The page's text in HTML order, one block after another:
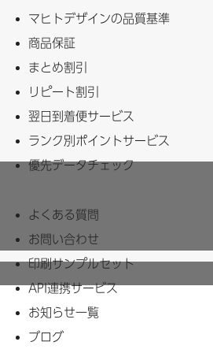
マヒトデザインの品質基準
商品保証
まとめ割引
リピート割引
翌日到着便サービス
ランク別ポイントサービス
優先データチェック
よくある質問
お問い合わせ
印刷サンプルセット
API連携サービス
お知らせ一覧
ブログ